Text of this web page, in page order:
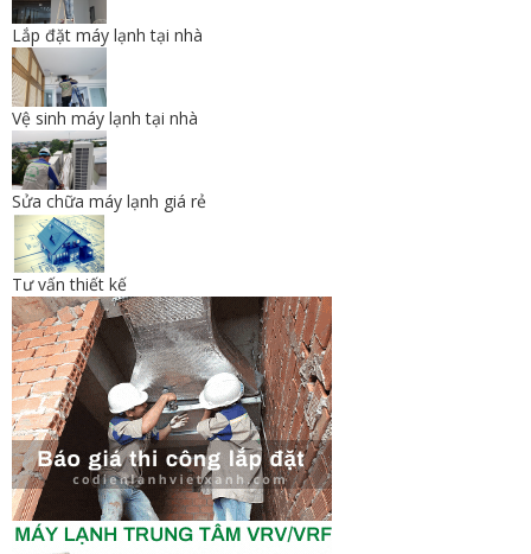
Lắp đặt máy lạnh tại nhà
Vệ sinh máy lạnh tại nhà
Sửa chữa máy lạnh giá rẻ
Tư vấn thiết kế